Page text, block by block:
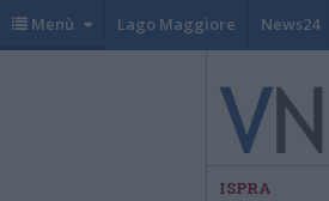
Menù Lago Maggiore News24
ISPRA